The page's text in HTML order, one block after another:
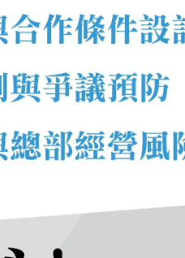
10期餐飲學院雜誌
8期餐飲學院雜誌
6期餐飲學院雜誌
2期餐飲學院雜誌
44期餐飲學院雜誌